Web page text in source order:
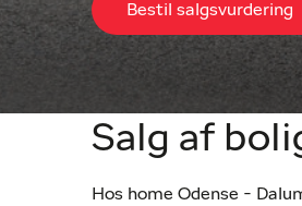
Bestil salgsvurdering
Salg af
Hos home Odense -